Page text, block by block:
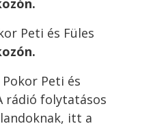
Peti és Füles
Peti és
rádió folytatásos
itt a